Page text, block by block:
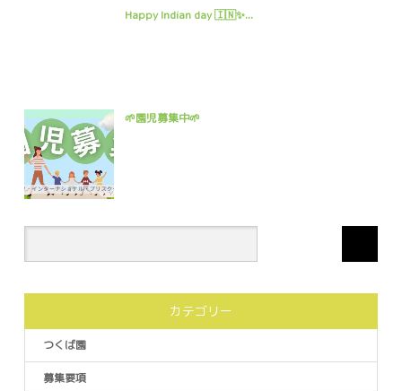
Happy Indian day 🇮🇳✨...
🌱園児募集中🌱
カテゴリー
つくば園
募集要項